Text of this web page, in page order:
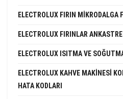
ELECTROLUX FIRIN MIKRODALGA
ELECTROLUX FIRINLAR
ELECTROLUX ISITMA VE
ELECTROLUX KAHVE MAKINESI
HATA KODLARI